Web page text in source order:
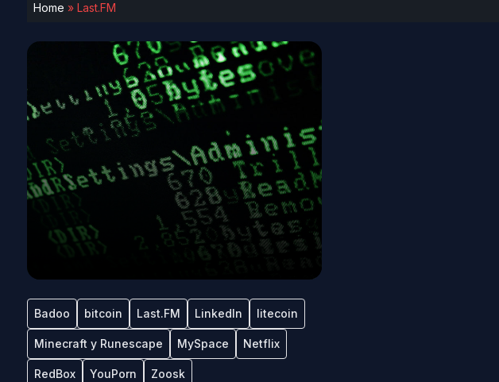
Home » Last.FM
Badoo bitcoin Last.FM LinkedIn litecoin
Minecraft y Runescape MySpace Netflix
RedBox YouPorn Zoosk